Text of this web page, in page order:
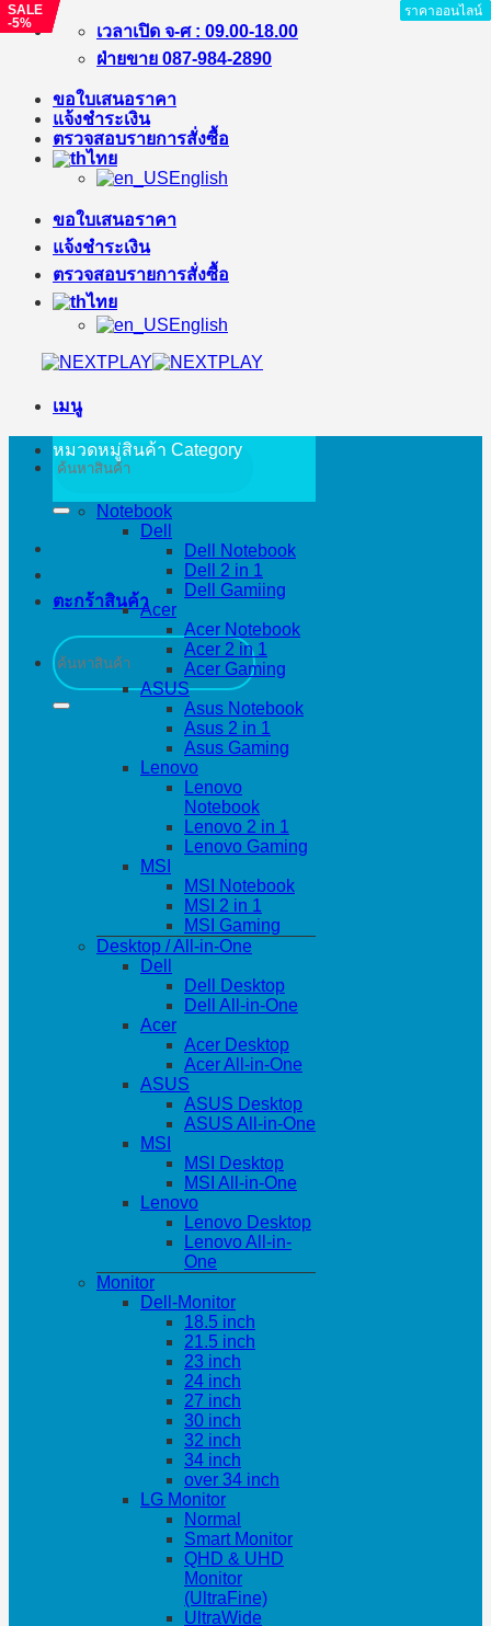
ข้าม
เนื้อหา
เวลาเปิด จ-ศ : 09.00-18.00
ฝ่ายขาย 087-984-2890
ขอใบเสนอราคา
แจ้งชำระเงิน
ตรวจสอบรายการสั่งซื้อ
ไทย
English
ขอใบเสนอราคา
แจ้งชำระเงิน
ตรวจสอบรายการสั่งซื้อ
ไทย
English
เมนู
ค้นหา:
ตะกร้าสินค้า
ค้นหา:
หมวดหมู่สินค้า Category
Notebook
Dell
Dell Notebook
Dell 2 in 1
Dell Gamiing
Acer
Acer Notebook
Acer 2 in 1
Acer Gaming
ASUS
Asus Notebook
Asus 2 in 1
Asus Gaming
Lenovo
Lenovo
Notebook
Lenovo 2 in 1
Lenovo Gaming
MSI
MSI Notebook
MSI 2 in 1
MSI Gaming
Desktop / All-in-One
Dell
Dell Desktop
Dell All-in-One
Acer
Acer Desktop
Acer All-in-One
ASUS
ASUS Desktop
ASUS All-in-One
MSI
MSI Desktop
MSI All-in-One
Lenovo
Lenovo Desktop
Lenovo All-in-
One
Monitor
Dell-Monitor
18.5 inch
21.5 inch
23 inch
24 inch
27 inch
30 inch
32 inch
34 inch
over 34 inch
LG Monitor
Normal
Smart Monitor
QHD & UHD
Monitor
(UltraFine)
UltraWide
ราคาออนไลน์
SALE
-15%
ราคาออนไลน์
SALE
-4%
ราคาออนไลน์
SALE
-13%
ราคาออนไลน์
SALE
-5%